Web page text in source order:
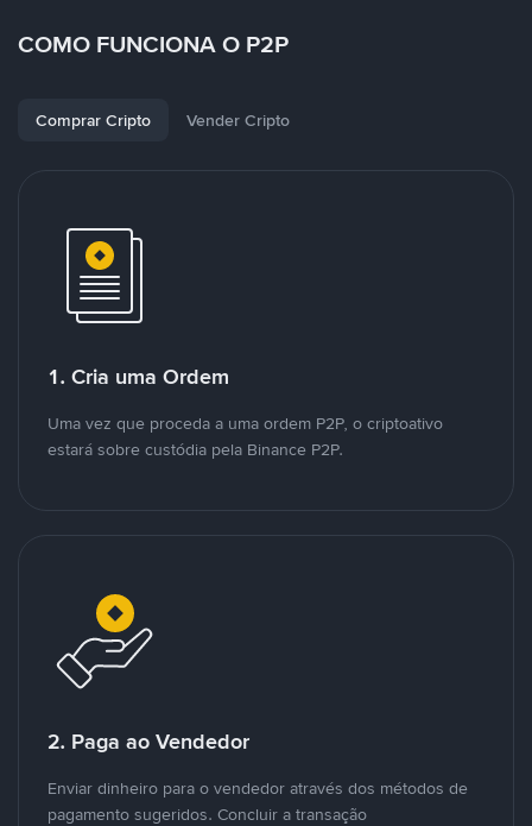
COMO FUNCIONA O P2P
Comprar Cripto Vender Cripto
1. Cria uma Ordem
Uma vez que proceda a uma ordem P2P, o criptoativo
estará sobre custódia pela Binance P2P.
2. Paga ao Vendedor
Enviar dinheiro para o vendedor através dos métodos de
pagamento sugeridos. Concluir a transação